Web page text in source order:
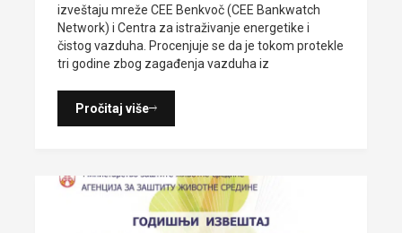
izveštaju mreže CEE Benkvoč (CEE Bankwatch
Network) i Centra za istraživanje energetike i
čistog vazduha. Procenjuje se da je tokom protekle
tri godine zbog zagađenja vazduha iz
Pročitaj više